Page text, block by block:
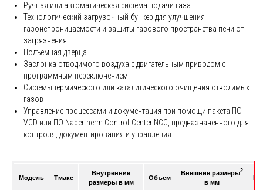
Ручная или автоматическая система подачи газа
Технологический загрузочный бункер для улучшения
газонепроницаемости и защиты газового пространства печи от
загрязнения
Подъемная дверца
Заслонка отводимого воздуха с двигательным приводом с
программным переключением
Системы термического или каталитического очищения отводимых
газов
Управление процессами и документация при помощи пакета ПО
VCD или ПО Nabertherm Control-Center NCC, предназначенного для
контроля, документирования и управления
Модель Tмакс
Внутренние
размеры в мм
Объем
Внешние размеры2
в мм